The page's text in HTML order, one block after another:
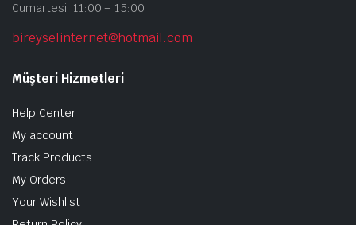
Cumartesi: 11:00 – 15:00
bireyselinternet@hotmail.com
Müşteri Hizmetleri
Help Center
My account
Track Products
My Orders
Your Wishlist